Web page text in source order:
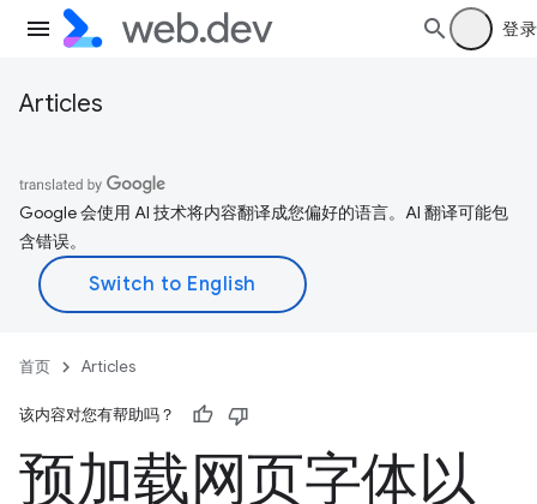
登录
Articles
Google 会使用 AI 技术将内容翻译成您偏好的语言。AI 翻译可能包
含错误。
首页 Articles
该内容对您有帮助吗？
预加载网页字体以